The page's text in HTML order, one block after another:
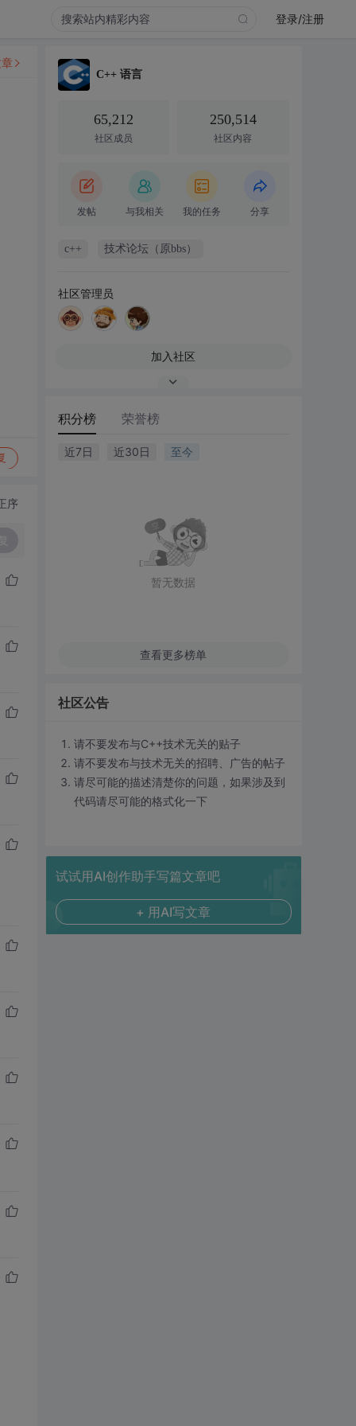
登录/注册
序
C++ 语言
65,212
社区成员
250,514
社区内容
发帖 与我相关 我的任务 分享
c++ 技术论坛（原bbs）
社区管理员
加入社区
积分榜 荣誉榜
近7日 近30日 至今
暂无数据
查看更多榜单
社区公告
请不要发布与C++技术无关的贴子
请不要发布与技术无关的招聘、广告的帖子
请尽可能的描述清楚你的问题，如果涉及到
代码请尽可能的格式化一下
试试用AI创作助手写篇文章吧
+ 用AI写文章